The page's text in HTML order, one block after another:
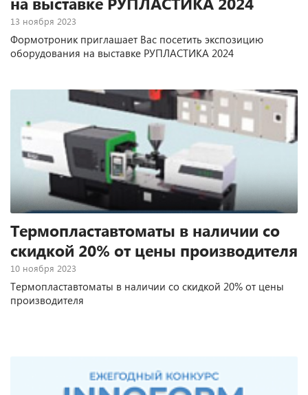
13 ноября 2023
Формотроник приглашает Вас посетить экспозицию
оборудования на выставке РУПЛАСТИКА 2024
Термопластавтоматы в наличии со
скидкой 20% от цены производителя
10 ноября 2023
Термопластавтоматы в наличии со скидкой 20% от цены
производителя